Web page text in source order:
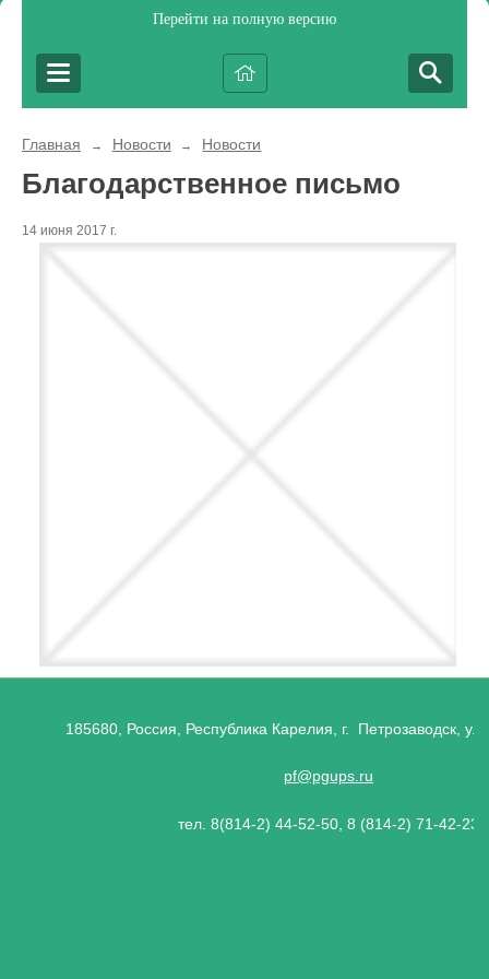
Перейти на полную версию
Главная → Новости → Новости
Благодарственное письмо
14 июня 2017 г.
185680, Россия, Республика Карелия, г. Петрозаводск,
pf@pgups.ru
тел. 8(814-2) 44-52-50, 8 (814-2) 71-42-23